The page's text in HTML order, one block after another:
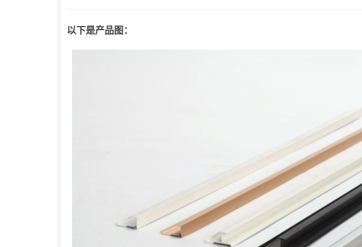
以下是产品图：